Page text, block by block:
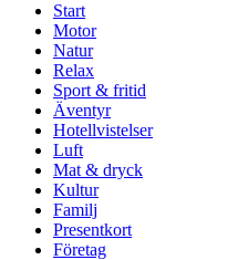
Start
Motor
Natur
Relax
Sport & fritid
Äventyr
Hotellvistelser
Luft
Mat & dryck
Kultur
Familj
Presentkort
Företag